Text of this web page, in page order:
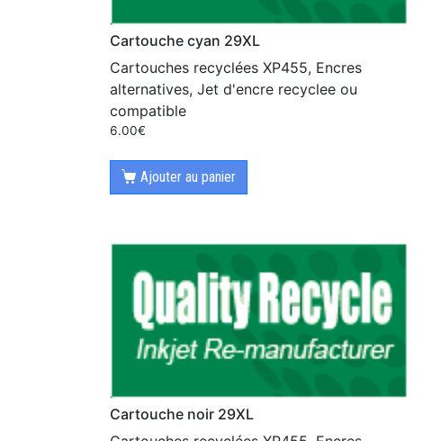
Cartouche cyan 29XL
Cartouches recyclées XP455, Encres
alternatives, Jet d'encre recyclee ou
compatible
6.00€
Ajouter au panier
Cartouche noir 29XL